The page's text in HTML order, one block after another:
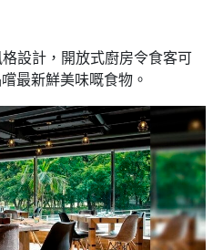
設計，開放式廚房令食客可
最新鮮美味嘅食物。